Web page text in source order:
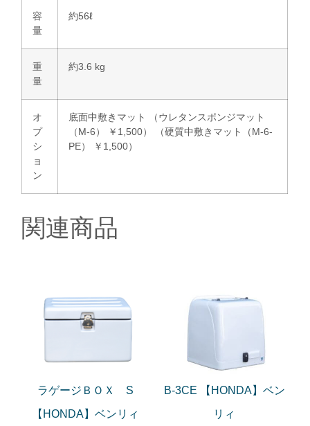
容
量
約56ℓ
重
量
約3.6 kg
オ
プ
シ
ョ
ン
底面中敷きマット （ウレタンスポンジマット
（M-6） ￥1,500） （硬質中敷きマット（M-6-
PE） ￥1,500）
関連商品
ラゲージＢＯＸ S
【HONDA】ベンリィ
B-3CE 【HONDA】ベン
リィ